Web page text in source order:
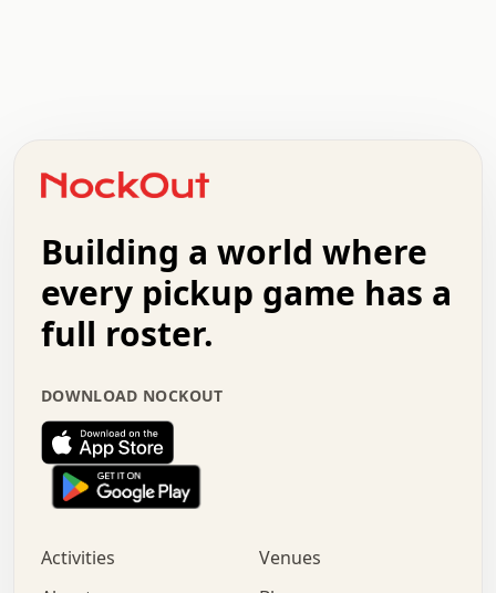
+   .   .   .   .   .   .   .   .   .   +   .   .
.   .   .   .   .   .   .   .   .   .   .   :   .
.   .   .   .   +   .   .   .   .   .   .   .   +
.   :   .   .   .   .   .   .   .   .   o   .   .
.   .   x   .   .   .   .   .   .   :   .   .   o
.   .   .   .   :   .   .   .   .   o   .   .   .
.   .   .   .   .   .   .   :   .   .   .   .   .
.   .   .   .   .   .   .   +   .   .   x   .   .
.   .   .   .   .   :   +   .   .   .   .   .   o
.   .   .   .   .   .   .   .   .   .   .   .   .
.   .   :   o   .   .   .   .   .   .   .   +   .
.   o   .   .   .   .   x   .   .   .   .   .   .
+   .   o   .   .   .   .   o   .   .   .   .
Building a world where
every pickup game has a
full roster.
DOWNLOAD NOCKOUT
Activities
Venues